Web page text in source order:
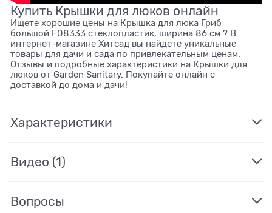
Купить Крышки для люков онлайн
Ищете хорошие цены на Крышка для люка Гриб
большой F08333 стеклопластик, ширина 86 см ? В
интернет-магазине Хитсад вы найдете уникальные
товары для дачи и сада по привлекательным ценам.
Отзывы и подробные характеристики на Крышки для
люков от Garden Sanitary. Покупайте онлайн с
доставкой до дома и дачи!
Характеристики
Видео (1)
Вопросы